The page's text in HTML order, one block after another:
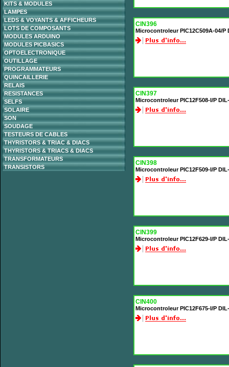
KITS & MODULES
LAMPES
LEDS & VOYANTS & AFFICHEURS
LOTS DE COMPOSANTS
MODULES ARDUINO
MODULES PICBASICS
OPTOELECTRONIQUE
OUTILLAGE
PROGRAMMATEURS
QUINCAILLERIE
RELAIS
RESISTANCES
SELFS
SOLAIRE
SON
SOUDAGE
TESTEURS DE CABLES
THYRISTORS & TRIAC & DIACS
THYRISTORS & TRIACS & DIACS
TRANSFORMATEURS
TRANSISTORS
CIN396
Microcontroleur PIC12C509A-04/P
CIN397
Microcontroleur PIC12F508-I/P
CIN398
Microcontroleur PIC12F509-I/P
CIN399
Microcontroleur PIC12F629-I/P
CIN400
Microcontroleur PIC12F675-I/P